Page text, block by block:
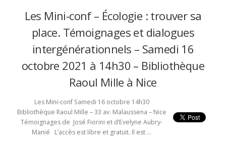
Les Mini-conf – Écologie : trouver sa
place. Témoignages et dialogues
intergénérationnels – Samedi 16
octobre 2021 à 14h30 – Bibliothèque
Raoul Mille à Nice
Les Mini-conf Samedi 16 octobre 14h30
Bibliothèque Raoul Mille – 33 av. Malaussena – Nice
Témoignages de José Fiorini et d’Evelyne Aubry-
Manié L’accès est libre et gratuit. Il est …